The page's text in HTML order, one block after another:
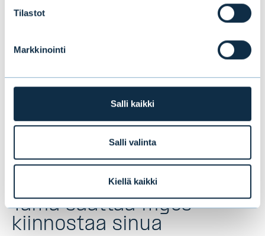
Tilastot
Markkinointi
Salli kaikki
Salli valinta
Kiellä kaikki
Tämä saattaa myös
kiinnostaa sinua